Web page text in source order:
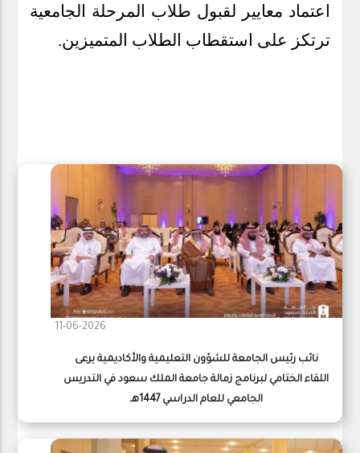
اعتماد معايير لقبول طلاب المرحلة الجامعية
ترتكز على استقطاب الطلاب المتميزين.
11-06-2026
نائب رئيس الجامعة للشؤون التعليمية والأكاديمية يرعى
اللقاء الختامي لبرنامج زمالة جامعة الملك سعود في التدريس
الجامعي للعام الدراسي 1447هـ